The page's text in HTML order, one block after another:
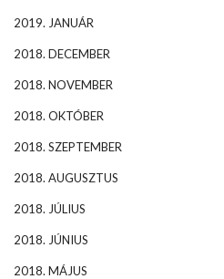
2019. JANUÁR
2018. DECEMBER
2018. NOVEMBER
2018. OKTÓBER
2018. SZEPTEMBER
2018. AUGUSZTUS
2018. JÚLIUS
2018. JÚNIUS
2018. MÁJUS